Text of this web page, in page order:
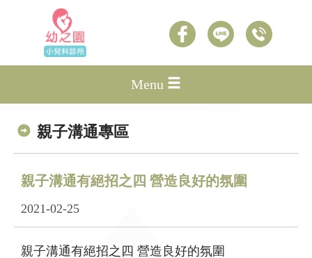
Menu
親子溝通專區
親子溝通有絕招之四 營造良好的氛圍
2021-02-25
親子溝通有絕招之四 營造良好的氛圍